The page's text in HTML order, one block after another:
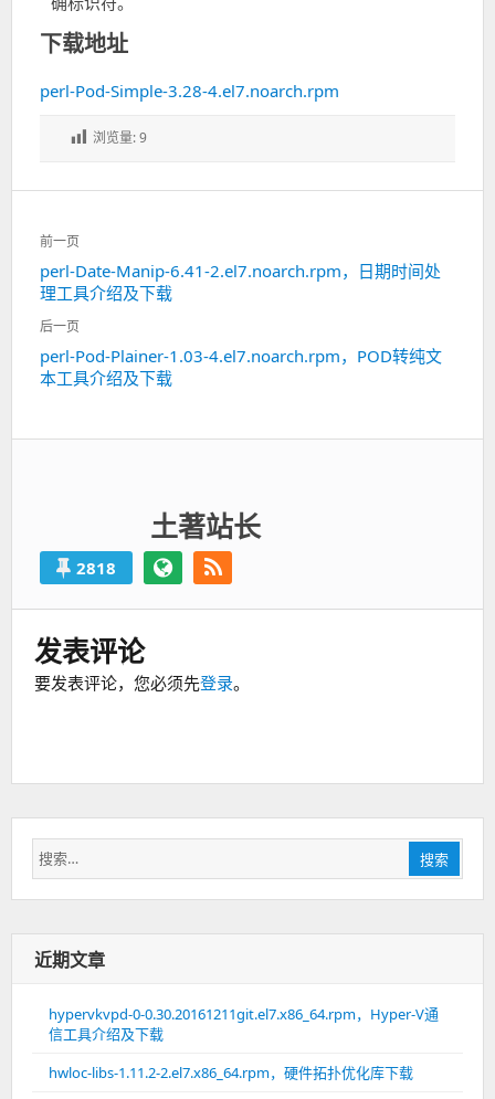
下载地址
perl-Pod-Simple-3.28-4.el7.noarch.rpm
浏览量:9
文
章
导
航
前一页
上
一
篇：
perl-Date-Manip-6.41-2.el7.noarch.rpm，日期时间处
理工具介绍及下载
后一页
下
一
perl-Pod-Plainer-1.03-4.el7.noarch.rpm，POD转纯文
本工具介绍及下载
土著站长
2818
发表评论
要发表评论，您必须先登录。
搜
索：
搜索
近期文章
hypervkvpd-0-0.30.20161211git.el7.x86_64.rpm，Hyper-V通
信工具介绍及下载
hwloc-libs-1.11.2-2.el7.x86_64.rpm，硬件拓扑优化库下载